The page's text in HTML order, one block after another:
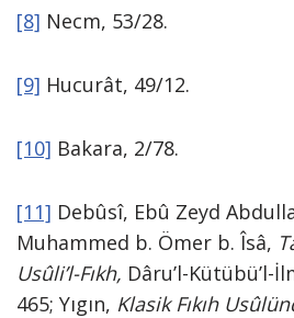
[8] Necm, 53/28.
[9] Hucurât, 49/12.
[10] Bakara, 2/78.
[11] Debûsî, Ebû Zeyd
Muhammed b. Ömer b. Îsâ,
Usûli’l-Fıkh, Dâru’l-Kütübü’l-
465; Yıgın, Klasik Fıkıh